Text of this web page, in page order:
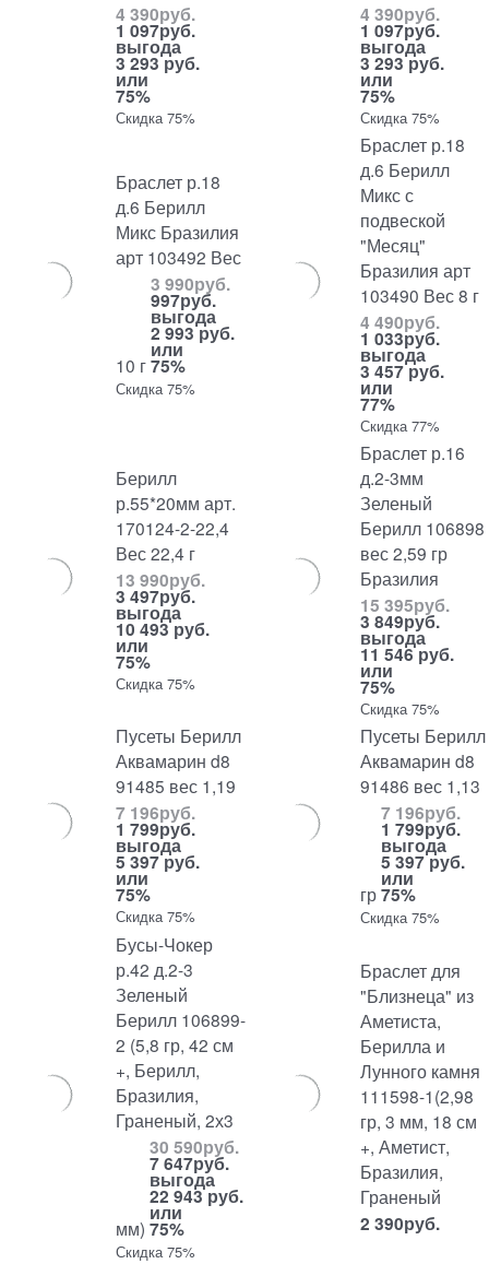
4 390руб.
1 097руб.
выгода
3 293 руб.
или
75%
Скидка 75%
4 390руб.
1 097руб.
выгода
3 293 руб.
или
75%
Скидка 75%
Браслет р.18
д.6 Берилл
Микс Бразилия
арт 103492 Вес
10 г
3 990руб.
997руб.
выгода
2 993 руб.
или
75%
Скидка 75%
Браслет р.18
д.6 Берилл
Микс с
подвеской
"Месяц"
Бразилия арт
103490 Вес 8 г
4 490руб.
1 033руб.
выгода
3 457 руб.
или
77%
Скидка 77%
Берилл
р.55*20мм арт.
170124-2-22,4
Вес 22,4 г
13 990руб.
3 497руб.
выгода
10 493 руб.
или
75%
Скидка 75%
Браслет р.16
д.2-3мм
Зеленый
Берилл 106898
вес 2,59 гр
Бразилия
15 395руб.
3 849руб.
выгода
11 546 руб.
или
75%
Скидка 75%
Пусеты Берилл
Аквамарин d8
91485 вес 1,19
7 196руб.
1 799руб.
выгода
5 397 руб.
или
75%
Скидка 75%
Пусеты Берилл
Аквамарин d8
91486 вес 1,13
гр
7 196руб.
1 799руб.
выгода
5 397 руб.
или
75%
Скидка 75%
Бусы-Чокер
р.42 д.2-3
Зеленый
Берилл 106899-
2 (5,8 гр, 42 см
+, Берилл,
Бразилия,
Граненый, 2х3
мм)
30 590руб.
7 647руб.
выгода
22 943 руб.
или
75%
Скидка 75%
Браслет для
"Близнеца" из
Аметиста,
Берилла и
Лунного камня
111598-1(2,98
гр, 3 мм, 18 см
+, Аметист,
Бразилия,
Граненый
2 390руб.